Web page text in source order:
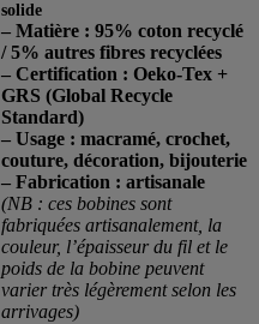
solide
– Matière : 95% coton recyclé
/ 5% autres fibres recyclées
– Certification : Oeko-Tex +
GRS (Global Recycle
Standard)
– Usage : macramé, crochet,
couture, décoration, bijouterie
– Fabrication : artisanale
(NB : ces bobines sont
fabriquées artisanalement, la
couleur, l’épaisseur du fil et le
poids de la bobine peuvent
varier très légèrement selon les
arrivages)